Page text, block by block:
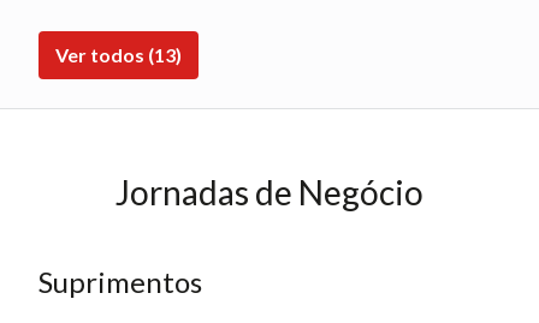
Ver todos (13)
Jornadas de Negócio
Suprimentos